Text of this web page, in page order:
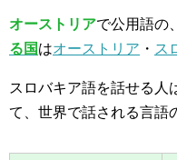
オーストリアで公用語の、
る国はオーストリア ・ ス
スロバキア語を話せる人
て、世界で話される言語